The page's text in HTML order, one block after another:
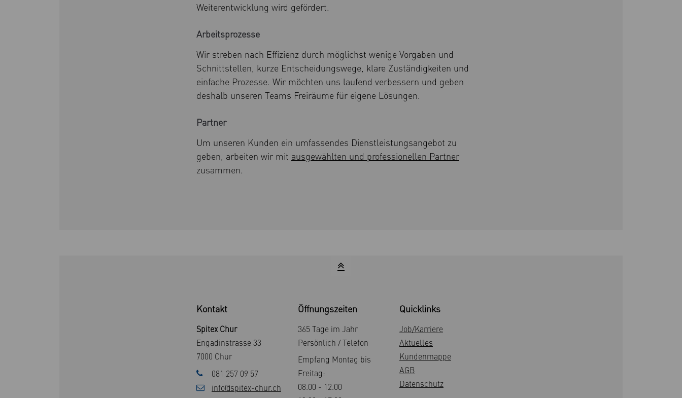
Weiterentwicklung wird gefördert.
Arbeitsprozesse
Wir streben nach Effizienz durch möglichst wenige Vorgaben und
Schnittstellen, kurze Entscheidungswege, klare Zuständigkeiten und
einfache Prozesse. Wir möchten uns laufend verbessern und geben
deshalb unseren Teams Freiräume für eigene Lösungen.
Partner
Um unseren Kunden ein umfassendes Dienstleistungsangebot zu
geben, arbeiten wir mit ausgewählten und professionellen Partner
zusammen.
Kontakt
Spitex Chur
Engadinstrasse 33
7000 Chur
081 257 09 57
info@spitex-chur.ch
Öffnungszeiten
365 Tage im Jahr
Persönlich / Telefon
Empfang Montag bis
Freitag:
08.00 - 12.00
Quicklinks
Job/Karriere
Aktuelles
Kundenmappe
AGB
Datenschutz